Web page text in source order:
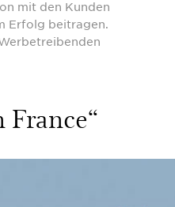
mit den Kunden
Erfolg beitragen.